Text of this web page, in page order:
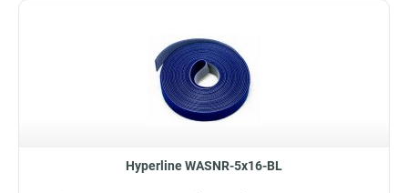
Hyperline WASNR-5x16-BL